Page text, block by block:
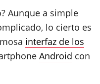
Aunque a simple
lo cierto es
interfaz de los
Android con